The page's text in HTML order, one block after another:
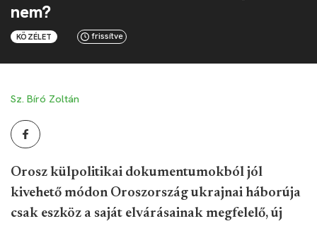
nem?
KÖZÉLET frissítve
Sz. Bíró Zoltán
Orosz külpolitikai dokumentumokból jól
kivehető módon Oroszország ukrajnai háborúja
csak eszköz a saját elvárásainak megfelelő, új